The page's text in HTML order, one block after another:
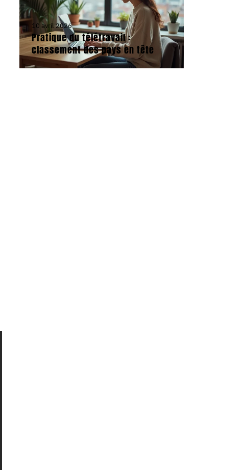
10 avril 2026
Pratique du télétravail :
classement des pays en tête